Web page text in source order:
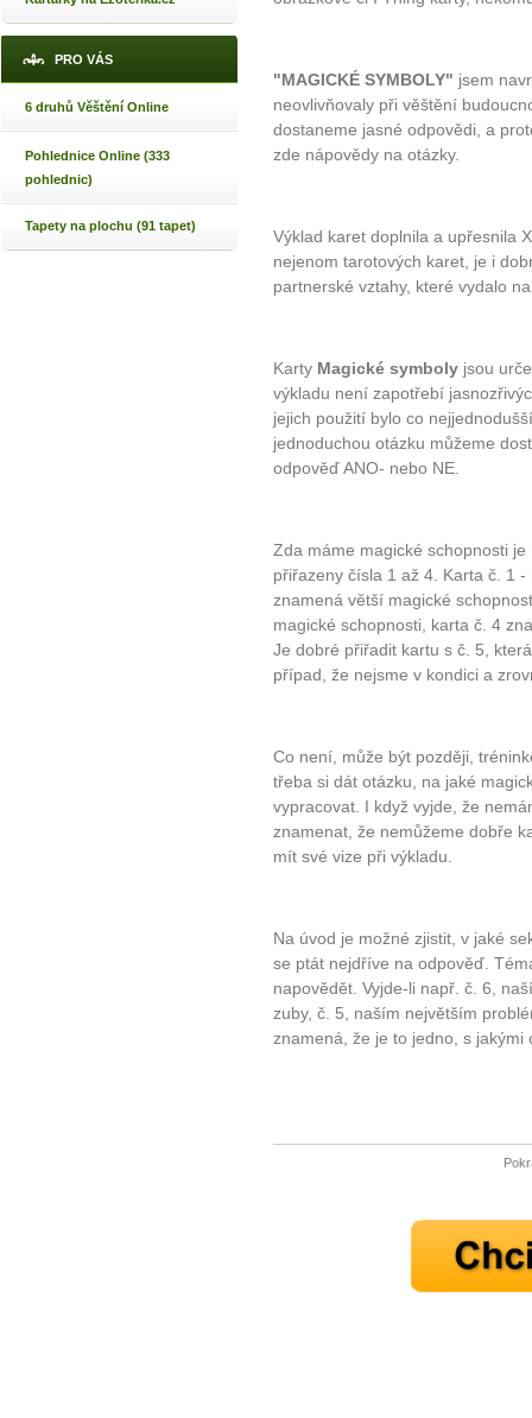
...
Máte pocit, že jste unaveni
PRO VÁS
6 druhů Věštění Online
Pohlednice Online (333
pohlednic)
Tapety na plochu (91 tapet)
"MAGICKÉ SYMBOLY" jsem
neovlivňovaly při věštění
dostaneme jasné odpovědi, a
zde nápovědy na otázky.
Výklad karet doplnila a upřesnila
nejenom tarotových karet, je i
partnerské vztahy, které vydalo
Karty Magické symboly jsou
výkladu není zapotřebí
jejich použití bylo co
jednoduchou otázku můžeme
odpověď ANO- nebo NE.
Zda máme magické schopnosti
přiřazeny čísla 1 až 4. Karta č. 1
znamená větší magické
magické schopnosti, karta č. 4
Je dobré přiřadit kartu s č. 5,
případ, že nejsme v kondici a
Co není, může být později,
třeba si dát otázku, na jaké
vypracovat. I když vyjde, že
znamenat, že nemůžeme dobře
mít své vize při výkladu.
Na úvod je možné zjistit, v jaké
se ptát nejdříve na odpověď.
napovědět. Vyjde-li např. č. 6,
zuby, č. 5, naším největším
znamená, že je to jedno, s